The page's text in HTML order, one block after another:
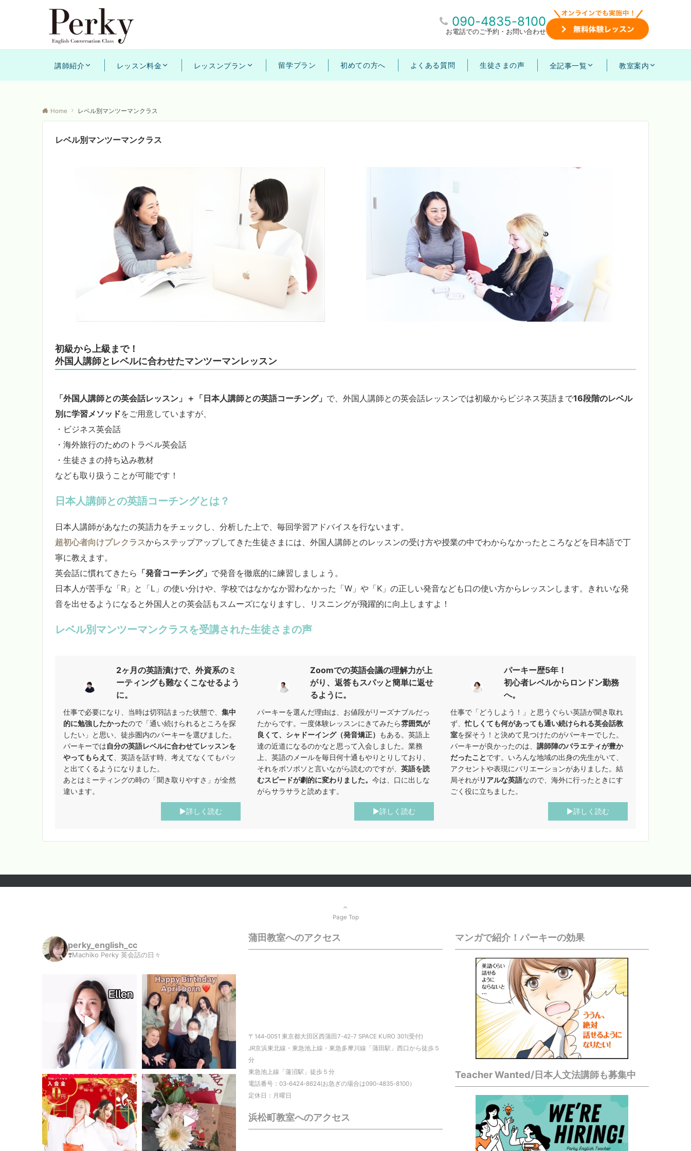
090-4835-8100
お電話でのご予約・お問い合わせ
講師紹介 レッスン料金 レッスンプラン 留学プラン 初めての方へ よくある質問 生徒さまの声 全記事一覧 教室案内
Home レベル別マンツーマンクラス
レベル別マンツーマンクラス
初級から上級まで！
外国人講師とレベルに合わせたマンツーマンレッスン
「外国人講師との英会話レッスン」＋「日本人講師との英語コーチング」 で、外国人講師との英会話レッスンでは初級からビジネス英語まで16段階のレベル
別に学習メソッドをご用意していますが、
・ビジネス英会話
・海外旅行のためのトラベル英会話
・生徒さまの持ち込み教材
なども取り扱うことが可能です！
日本人講師との英語コーチングとは？
日本人講師があなたの英語力をチェックし、分析した上で、毎回学習アドバイスを行ないます。
超初心者向けプレクラスからステップアップしてきた生徒さまには、外国人講師とのレッスンの受け方や授業の中でわからなかったところなどを日本語で丁
寧に教えます。
英会話に慣れてきたら 「発音コーチング」 で発音を徹底的に練習しましょう。
日本人が苦手な「R」と「L」の使い分けや、学校ではなかなか習わなかった「W」や「K」の正しい発音なども口の使い方からレッスンします。きれいな発
音を出せるようになると外国人との英会話もスムーズになりますし、リスニングが飛躍的に向上しますよ！
レベル別マンツーマンクラスを受講された生徒さまの声
2ヶ月の英語漬けで、外資系のミ
ーティングも難なくこなせるよう
に。
仕事で必要になり、当時は切羽詰まった状態で、 集中
的に勉強したかったので「通い続けられるところを探
したい」と思い、徒歩圏内のパーキーを選びました。
パーキーでは自分の英語レベルに合わせてレッスンを
やってもらえて 、英語を話す時、考えてなくてもパッ
と出てくるようになりました。
あとはミーティングの時の「聞き取りやすさ」が全然
違います。
▶︎詳しく読む
Zoomでの英語会議の理解力が上
がり、返答もスパッと簡単に返せ
るように。
パーキーを選んだ理由は、お値段がリーズナブルだっ
たからです。一度体験レッスンにきてみたら雰囲気が
良くて、シャドーイング（発音矯正） もある。英語上
達の近道になるのかなと思って入会しました。業務
上、英語のメールを毎日何十通もやりとりしており、
それをボソボソと言いながら読むのですが、 英語を読
むスピードが劇的に変わりました。 今は、口に出しな
がらサラサラと読めます。
▶︎詳しく読む
パーキー歴5年！
初心者レベルからロンドン勤務
へ。
仕事で「どうしよう！」と思うぐらい英語が聞き取れ
ず、忙しくても何があっても通い続けられる英会話教
室を探そう！と決めて見つけたのがパーキーでした。
パーキーが良かったのは、講師陣のバラエティが豊か
だったことです。いろんな地域の出身の先生がいて、
アクセントや表現にバリエーションがありました。結
局それがリアルな英語なので、海外に行ったときにす
ごく役に立ちました。
▶︎詳しく読む
Page Top
perky_english_cc
❣️Machiko Perky 英会話の日々
蒲田教室へのアクセス
〒144-0051 東京都大田区西蒲田7-42-7 SPACE KURO 301(受付)
JR京浜東北線・東急池上線・東急多摩川線「蒲田駅」西口から徒歩５
分
東急池上線「蓮沼駅」徒歩５分
電話番号：03-6424-8624(お急ぎの場合は090-4835-8100）
定休日：月曜日
浜松町教室へのアクセス
マンガで紹介！パーキーの効果
Teacher Wanted/日本人文法講師も募集中